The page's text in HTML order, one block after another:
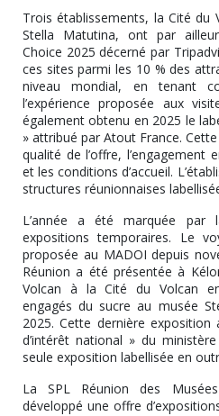
Trois établissements, la Cité du
Stella Matutina, ont par
Choice 2025 décerné par
ces sites parmi les 10 % des
niveau mondial, en tenant
l’expérience proposée aux
également obtenu en 2025 le
» attribué par Atout France.
qualité de l’offre, l’engagement
et les conditions d’accueil.
structures réunionnaises
L’année a été marquée par
expositions temporaires. Le
proposée au MADOI depuis
Réunion a été présentée à
Volcan à la Cité du Volcan
engagés du sucre au musée
2025. Cette dernière
d’intérêt national » du
seule exposition labellisée en
La SPL Réunion des
développé une offre